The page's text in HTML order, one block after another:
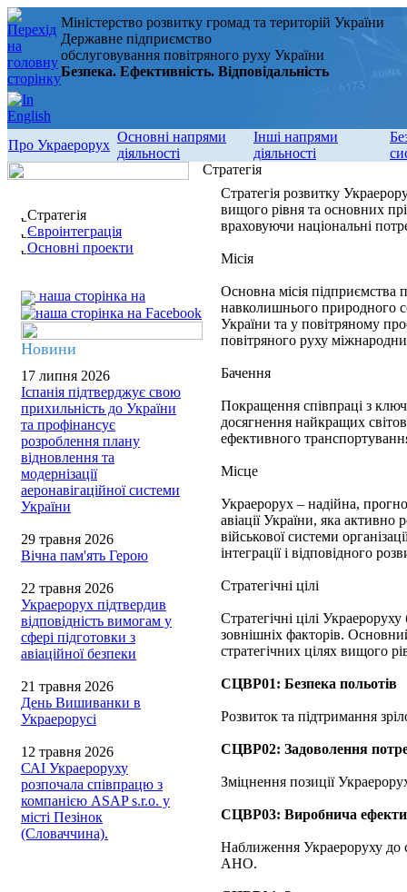
Міністерство розвитку громад та територій України
Державне підприємство
обслуговування повітряного руху України
Безпека. Ефективність. Відповідальність
Про Украерорух
Основні напрями
діяльності
Інші напрями
діяльності
Стратегія
Євроінтеграція
Основні проекти
наша сторінка на
Новини
17 липня 2026
Іспанія підтверджує свою
прихильність до України
та профінансує
розроблення плану
відновлення та
модернізації
аеронавігаційної системи
України
29 травня 2026
Вічна пам'ять Герою
22 травня 2026
Украерорух підтвердив
відповідність вимогам у
сфері підготовки з
авіаційної безпеки
21 травня 2026
День Вишиванки в
Украерорусі
12 травня 2026
САІ Украероруху
розпочала співпрацю з
компанією ASAP s.r.o. у
місті Пезінок
(Словаччина).
Стратегія
Стратегія розвитку
вищого рівня та основних
враховуючи національні
Місія
Основна місія підприємства
навколишнього природного
України та у повітряному
повітряного руху
Бачення
Покращення співпраці з
досягнення найкращих
ефективного
Місце
Украерорух – надійна,
авіації України, яка
військової системи
інтеграції і відповідного
Стратегічні цілі
Стратегічні цілі
зовнішніх факторів.
стратегічних цілях вищого
СЦВР01: Безпека польотів
Розвиток та підтримання
СЦВР02: Задоволення
Зміцнення позиції
СЦВР03: Виробнича
Наближення Украероруху до
АНО.